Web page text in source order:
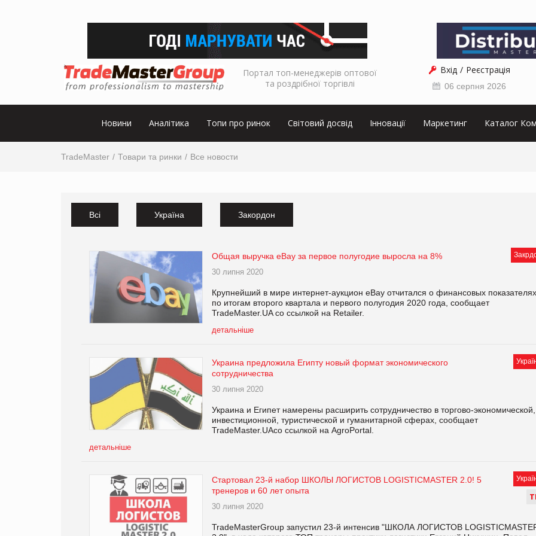
Портал топ-менеджерів оптової
та роздрібної торгівлі
Вхід Реєстрація
06 серпня 2026
Новини Аналітика Топи про ринок Світовий досвід Інновації Маркетинг Каталог
TradeMaster Товари та ринки Все новости
Всі Україна Закордон
Общая выручка eBay за первое полугодие выросла на 8%
30 липня 2020
Крупнейший в мире интернет-аукцион eBay отчитался о финансовых показателях
по итогам второго квартала и первого полугодия 2020 года, сообщает
TradeMaster.UA со ссылкой на Retailer.
детальніше
Украина предложила Египту новый формат экономического
сотрудничества
30 липня 2020
Украина и Египет намерены расширить сотрудничество в торгово-экономической,
инвестиционной, туристической и гуманитарной сферах, сообщает
TradeMaster.UAсо ссылкой на AgroPortal.
детальніше
Т
Cтартовал 23-й набор ШКОЛЫ ЛОГИСТОВ LOGISTICMASTER 2.0! 5
тренеров и 60 лет опыта
30 липня 2020
TradeMasterGroup запустил 23-й интенсив "ШКОЛА ЛОГИСТОВ